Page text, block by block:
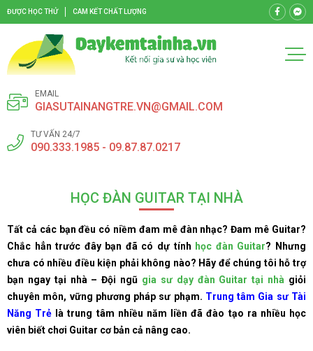
ĐƯỢC HỌC THỬ CAM KẾT CHẤT LƯỢNG
EMAIL
GIASUTAINANGTRE.VN@GMAIL.COM
TƯ VẤN 24/7
090.333.1985 - 09.87.87.0217
HỌC ĐÀN GUITAR TẠI NHÀ
Tất cả các bạn đều có niềm đam mê đàn nhạc? Đam mê Guitar?
Chắc hẳn trước đây bạn đã có dự tính học đàn Guitar? Nhưng
chưa có nhiều điều kiện phải không nào? Hãy để chúng tôi hỗ trợ
bạn ngay tại nhà – Đội ngũ gia sư dạy đàn Guitar tại nhà giỏi
chuyên môn, vững phương pháp sư phạm. Trung tâm Gia sư Tài
Năng Trẻ là trung tâm nhiều năm liền đã đào tạo ra nhiều học
viên biết chơi Guitar cơ bản cả nâng cao.